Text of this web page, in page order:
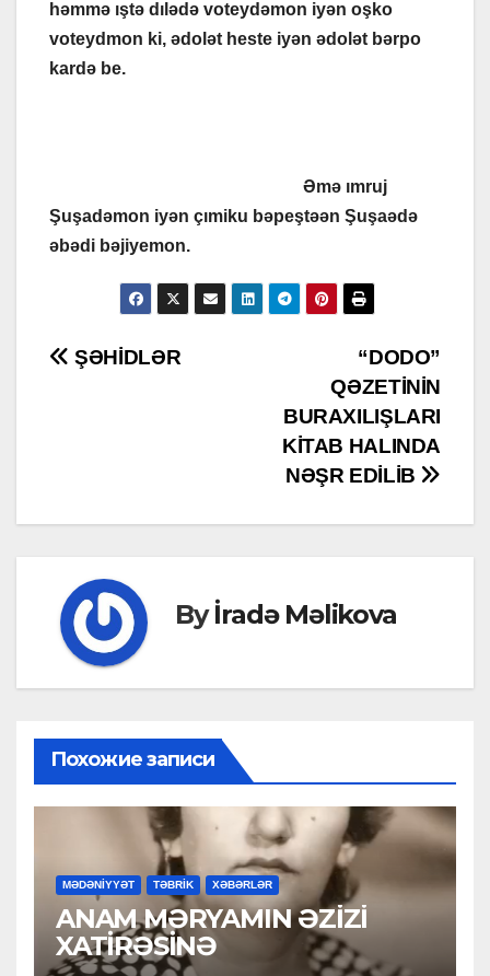
həmmə ıştə dılədə voteydəmon iyən oşko
voteydmon ki, ədolət heste iyən ədolət bərpo
kardə be.
Əmə ımruj
Şuşadəmon iyən çımiku bəpeştəən Şuşaədə
əbədi bəjiyemon.
Post
“DODO”
QƏZETİNİN
BURAXILIŞLARI
KİTAB HALINDA
NƏŞR EDİLİB
ŞƏHİDLƏR
Byİradə Məlikova
Похожие записи
MƏDƏNİYYƏT TƏBRİK XƏBƏRLƏR
ANAM MƏRYAMIN ƏZİZİ
XATİRƏSİNƏ